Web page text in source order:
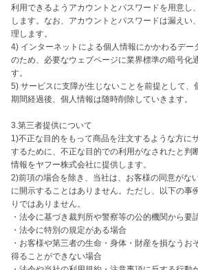
利用できるようアカウントとパスワードを用意し
します。なお、アカウントとパスワードは漏えい
理します。
4) インターネットによる個人情報にかかわるデー
のため、必要なウェブページに業界標準の暗号化
す。
5) サービスに支障が生じないことを前提として、
期間経過後、個人情報は随時削除していきます。
3.第三者提供について
1)不正な目的をもって商品を注文するような方に
するために、不正な目的での利用がなされたと判
情報をヤフー株式会社に提供します。
2)前項の場合を除き、当社は、お客様の同意がな
に開示することはありません。ただし、以下の事
りではありません。
・法令に基づき裁判所や警察等の公的機関から要
・法令に特別の規定がある場合
・お客様や第三者の生命・身体・財産を損なうお
得ることができない場合